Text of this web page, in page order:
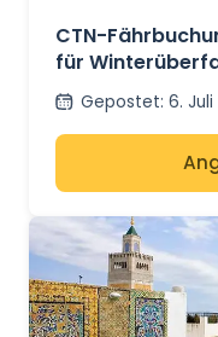
CTN-
für
Genua geöffnet
Gepostet: 6.